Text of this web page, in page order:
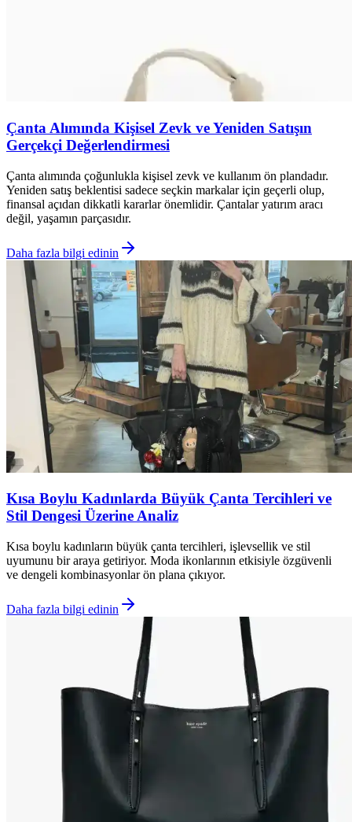
Çanta Alımında Kişisel Zevk ve Yeniden Satışın
Gerçekçi Değerlendirmesi
Çanta alımında çoğunlukla kişisel zevk ve kullanım ön plandadır.
Yeniden satış beklentisi sadece seçkin markalar için geçerli olup,
finansal açıdan dikkatli kararlar önemlidir. Çantalar yatırım aracı
değil, yaşamın parçasıdır.
Daha fazla bilgi edinin
Kısa Boylu Kadınlarda Büyük Çanta Tercihleri ve
Stil Dengesi Üzerine Analiz
Kısa boylu kadınların büyük çanta tercihleri, işlevsellik ve stil
uyumunu bir araya getiriyor. Moda ikonlarının etkisiyle özgüvenli
ve dengeli kombinasyonlar ön plana çıkıyor.
Daha fazla bilgi edinin